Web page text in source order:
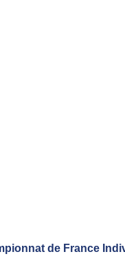
de France